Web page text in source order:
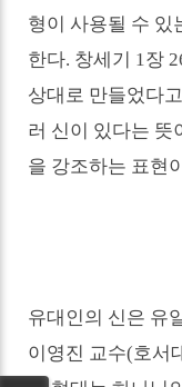
형이 사용될 수 있
한다. 창세기 1장
상대로 만들었다
러 신이 있다는 뜻
을 강조하는 표현
유대인의 신은 유
이영진 교수(호서